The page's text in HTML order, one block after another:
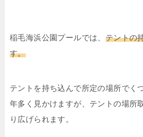
稲毛海浜公園プールでは、 テントの
す。
テントを持ち込んで所定の場所でく
年多く見かけますが、テントの場所
り広げられます。